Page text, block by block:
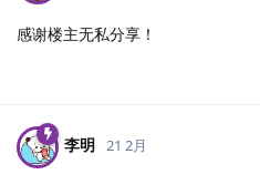
感谢楼主无私分享！
李明 21 2月